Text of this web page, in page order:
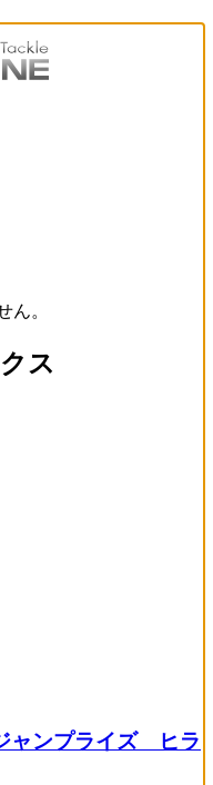
ん。
ス
ャンプライズ ヒラ